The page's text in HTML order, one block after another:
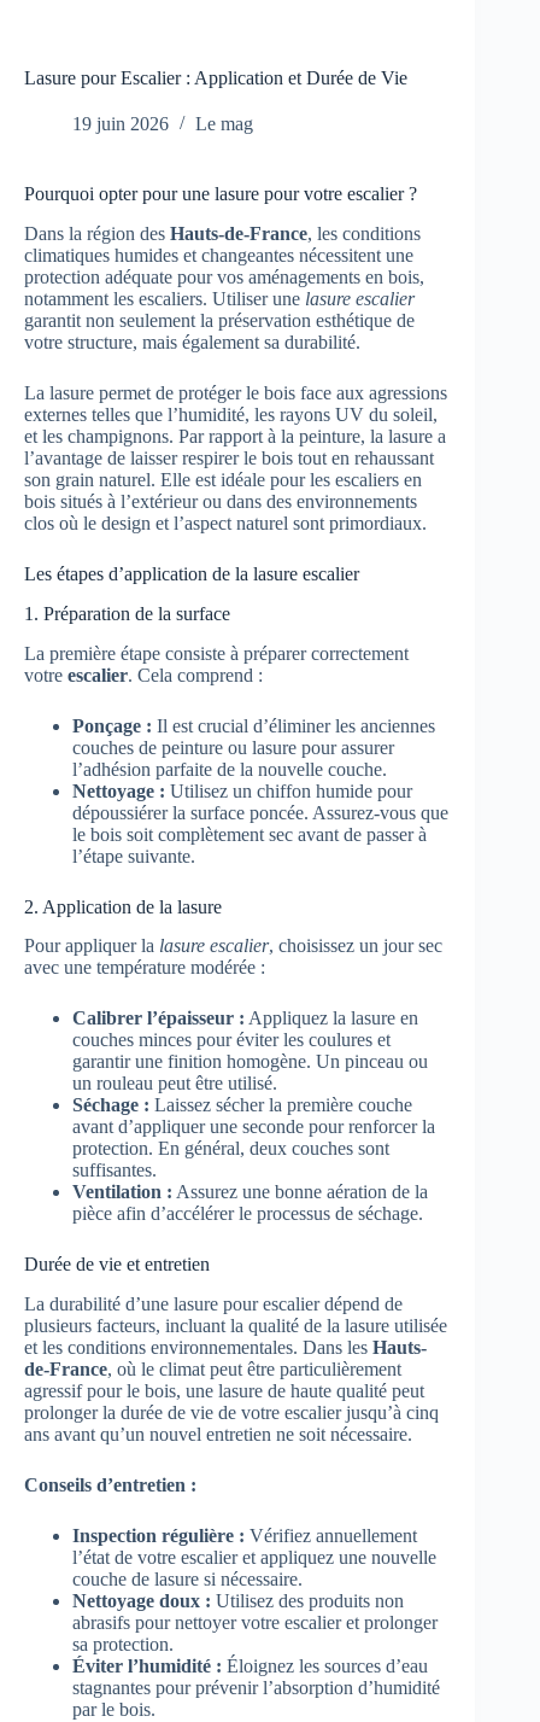
Lasure pour Escalier : Application et Durée de Vie
19 juin 2026 Le mag
Pourquoi opter pour une lasure pour votre escalier ?
Dans la région des Hauts-de-France, les conditions
climatiques humides et changeantes nécessitent une
protection adéquate pour vos aménagements en bois,
notamment les escaliers. Utiliser une lasure escalier
garantit non seulement la préservation esthétique de
votre structure, mais également sa durabilité.
La lasure permet de protéger le bois face aux agressions
externes telles que l’humidité, les rayons UV du soleil,
et les champignons. Par rapport à la peinture, la lasure a
l’avantage de laisser respirer le bois tout en rehaussant
son grain naturel. Elle est idéale pour les escaliers en
bois situés à l’extérieur ou dans des environnements
clos où le design et l’aspect naturel sont primordiaux.
Les étapes d’application de la lasure escalier
1. Préparation de la surface
La première étape consiste à préparer correctement
votre escalier. Cela comprend :
Ponçage : Il est crucial d’éliminer les anciennes
couches de peinture ou lasure pour assurer
l’adhésion parfaite de la nouvelle couche.
Nettoyage : Utilisez un chiffon humide pour
dépoussiérer la surface poncée. Assurez-vous que
le bois soit complètement sec avant de passer à
l’étape suivante.
2. Application de la lasure
Pour appliquer la lasure escalier, choisissez un jour sec
avec une température modérée :
Calibrer l’épaisseur : Appliquez la lasure en
couches minces pour éviter les coulures et
garantir une finition homogène. Un pinceau ou
un rouleau peut être utilisé.
Séchage : Laissez sécher la première couche
avant d’appliquer une seconde pour renforcer la
protection. En général, deux couches sont
suffisantes.
Ventilation : Assurez une bonne aération de la
pièce afin d’accélérer le processus de séchage.
Durée de vie et entretien
La durabilité d’une lasure pour escalier dépend de
plusieurs facteurs, incluant la qualité de la lasure utilisée
et les conditions environnementales. Dans les Hauts-
de-France, où le climat peut être particulièrement
agressif pour le bois, une lasure de haute qualité peut
prolonger la durée de vie de votre escalier jusqu’à cinq
ans avant qu’un nouvel entretien ne soit nécessaire.
Conseils d’entretien :
Inspection régulière : Vérifiez annuellement
l’état de votre escalier et appliquez une nouvelle
couche de lasure si nécessaire.
Nettoyage doux : Utilisez des produits non
abrasifs pour nettoyer votre escalier et prolonger
sa protection.
Éviter l’humidité : Éloignez les sources d’eau
stagnantes pour prévenir l’absorption d’humidité
par le bois.